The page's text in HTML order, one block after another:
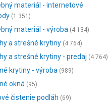
materiál - internetové
(1 351)
materiál - výroba (4 134)
a strešné krytiny (4 764)
a strešné krytiny - predaj (4 764)
krytiny - výroba (989)
okná (95)
čistenie podláh (69)